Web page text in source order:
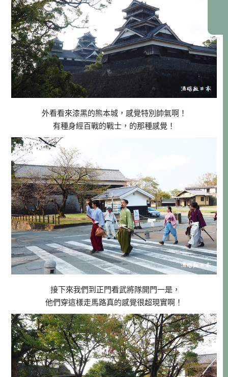
外看看來漆黑的熊本城，感覺特別帥氣啊！
有種身經百戰的戰士，的那種感覺！
接下來我們到正門看武將隊開門一是，
他們穿這樣走馬路真的感覺很超現實啊！